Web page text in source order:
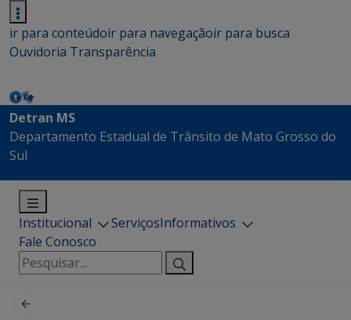
ir para conteúdoir para navegaçãoir para busca
Ouvidoria Transparência
Detran MS
Departamento Estadual de Trânsito de Mato Grosso do
Sul
Institucional ServiçosInformativos
Fale Conosco
Pesquisar
por: